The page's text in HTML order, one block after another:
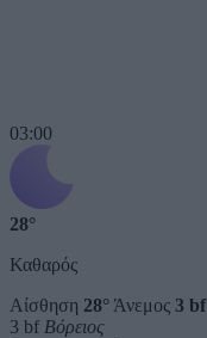
03:00
28°
Καθαρός
Αίσθηση 28° Άνεμος 3 bf
3 bf Βόρειος